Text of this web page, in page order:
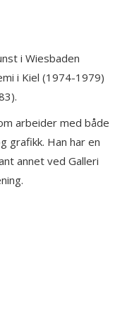
i Wiesbaden
i Kiel (1974-1979)
arbeider med både
grafikk. Han har en
annet ved Galleri